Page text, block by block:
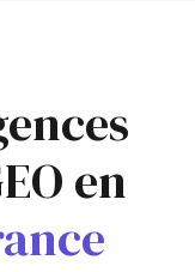
en